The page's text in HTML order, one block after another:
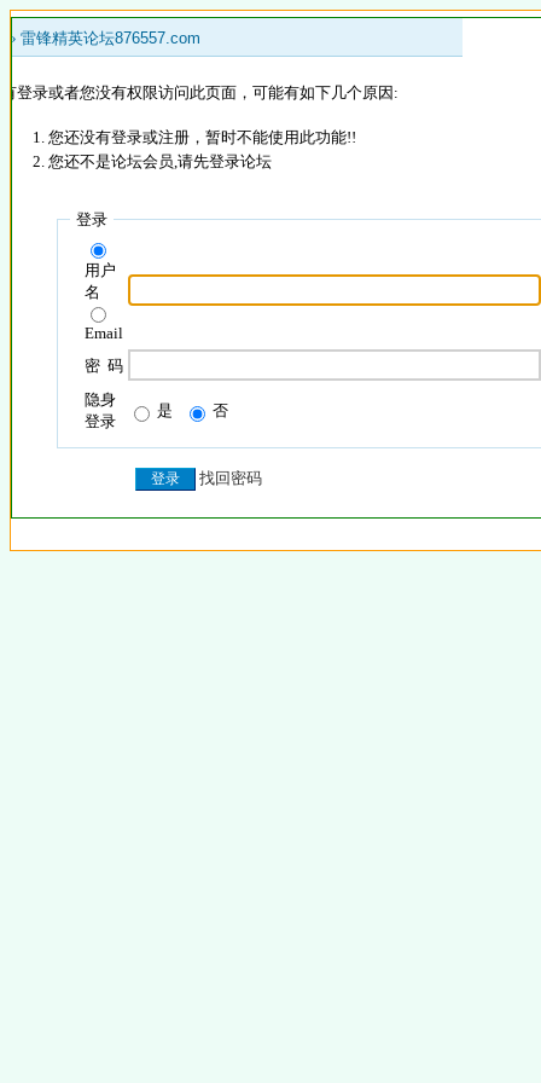
» 雷锋精英论坛876557.com
登录或者您没有权限访问此页面，可能有如下几个原因:
您还没有登录或注册，暂时不能使用此功能!!
您还不是论坛会员,请先登录论坛
登录
用户
名
Email
密 码
隐身
登录
是 否
找回密码